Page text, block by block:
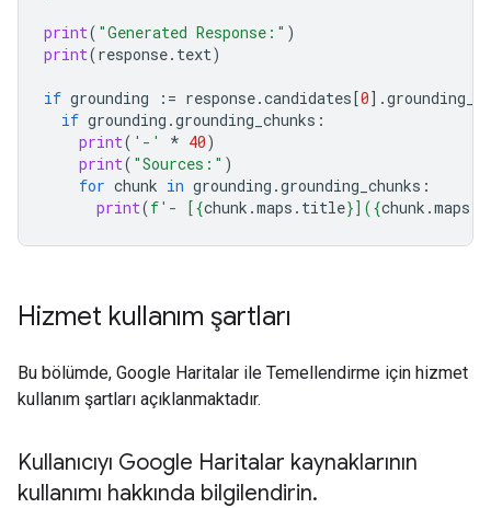
print( "Generated Response:" )
print(response. text)
if grounding := response.candidates[0] .
if grounding .grounding_chunks :
print( '-' * 40)
print( "Sources:" )
for chunk in grounding .grounding_chunks :
print(f'- [{chunk .maps . title}]({chunk .maps
Hizmet kullanım şartları
Bu bölümde, Google Haritalar ile Temellendirme için hizmet
kullanım şartları açıklanmaktadır.
Kullanıcıyı Google Haritalar kaynaklarının
kullanımı hakkında bilgilendirin.